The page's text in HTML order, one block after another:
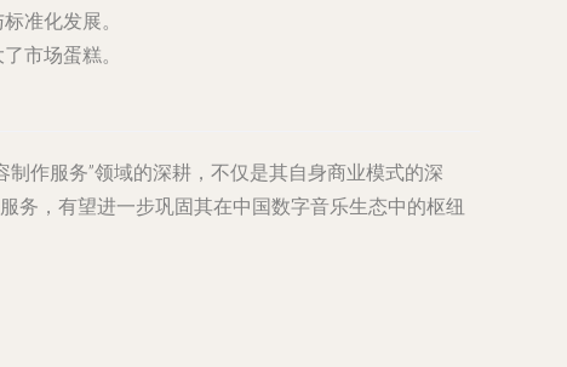
准化发展。
市场蛋糕。
制作服务”领域的深耕，不仅是其自身商业模式的深
务，有望进一步巩固其在中国数字音乐生态中的枢纽